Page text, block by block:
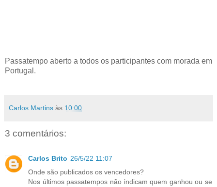
Passatempo aberto a todos os participantes com morada em
Portugal.
Carlos Martins às 10:00
3 comentários:
Carlos Brito 26/5/22 11:07
Onde são publicados os vencedores?
Nos últimos passatempos não indicam quem ganhou ou se